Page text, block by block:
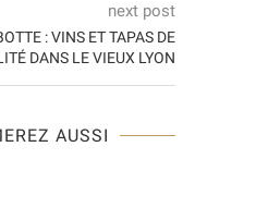
next post
: VINS ET TAPAS DE
DANS LE VIEUX LYON
AUSSI